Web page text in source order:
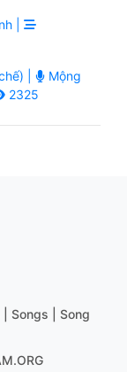
|
|
Mộng
2325
Songs | Song